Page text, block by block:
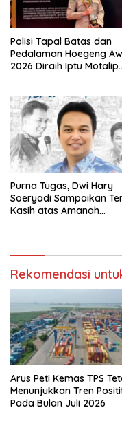
Polisi Tapal Batas dan
Pedalaman Hoegeng
2026 Diraih Iptu Motalip
Purna Tugas, Dwi Hary
Soeryadi Sampaikan
Kasih atas Amanah
Rekomendasi
Arus Peti Kemas TPS
Menunjukkan Tren
Pada Bulan Juli 2026